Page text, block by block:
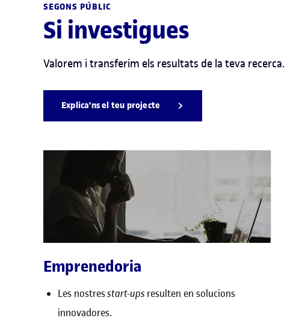
SEGONS PÚBLIC
Si investigues
Valorem i transferim els resultats de la teva recerca.
Explica'ns el teu projecte
Emprenedoria
Les nostresstart-ups resulten en solucions
innovadores.